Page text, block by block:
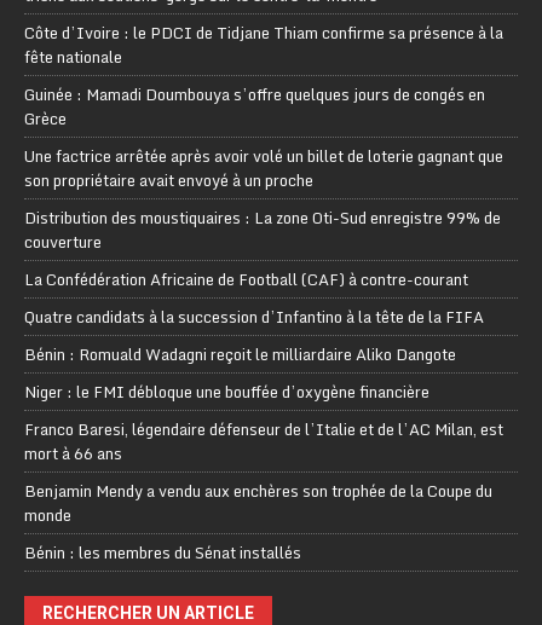
Côte d’Ivoire : le PDCI de Tidjane Thiam confirme sa présence à la
fête nationale
Guinée : Mamadi Doumbouya s’offre quelques jours de congés en
Grèce
Une factrice arrêtée après avoir volé un billet de loterie gagnant que
son propriétaire avait envoyé à un proche
Distribution des moustiquaires : La zone Oti-Sud enregistre 99% de
couverture
La Confédération Africaine de Football (CAF) à contre-courant
Quatre candidats à la succession d’Infantino à la tête de la FIFA
Bénin : Romuald Wadagni reçoit le milliardaire Aliko Dangote
Niger : le FMI débloque une bouffée d’oxygène financière
Franco Baresi, légendaire défenseur de l’Italie et de l’AC Milan, est
mort à 66 ans
Benjamin Mendy a vendu aux enchères son trophée de la Coupe du
monde
Bénin : les membres du Sénat installés
RECHERCHER UN ARTICLE